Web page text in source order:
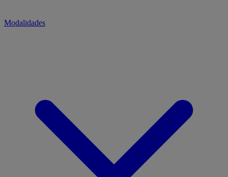
Modalidades